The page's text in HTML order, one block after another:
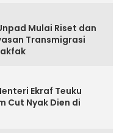
Mulai Riset dan
Transmigrasi
Ekraf Teuku
Cut Nyak Dien di